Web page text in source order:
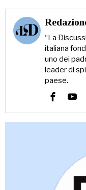
“La
italiana
uno dei
leader di
paese.